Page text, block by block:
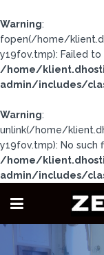
Warning:
fopen(/home/
y19fov.tmp): Failed
/home/
admin/includes/
Warning:
unlink(/home/
y19fov.tmp): No such
/home/
admin/includes/